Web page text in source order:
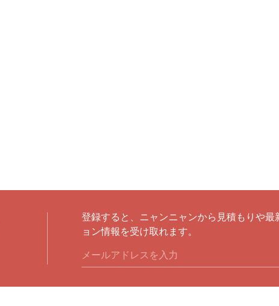
登録すると、ニャンニャンから見積もりや最
ョン情報を受け取れます。